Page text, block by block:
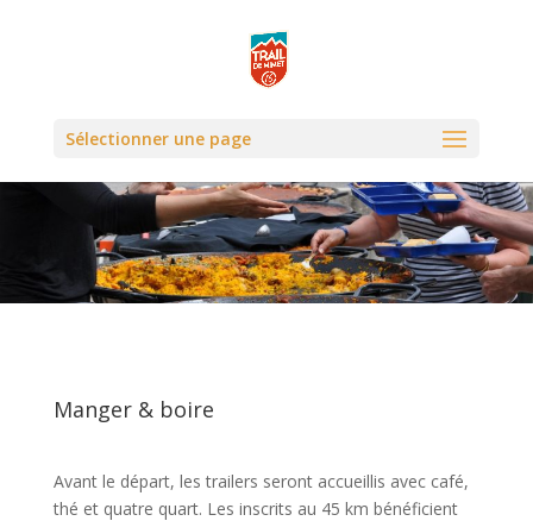
Sélectionner une page
Manger & boire
Avant le départ, les trailers seront accueillis avec café,
thé et quatre quart. Les inscrits au 45 km bénéficient